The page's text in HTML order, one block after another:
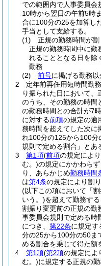
での範囲内で人事委員会
10時から翌日の午前5時
合に100分の25を加算し
手当として支給する。
(1)
正規の勤務時間が
正規の勤務時間中に勤
れることとなる日を除
勤務
(2)
前号に掲げる勤務
2
定年前再任用短時間勤
り振られた日において
のうち、その勤務の時間
の勤務時間との合計が7
に対する前項の規定の適
務時間を超えてした次に
れ100分の125から100
規則で定める割合」とあ
3
第1項(前項の規定によ
む。)の規定にかかわらず
り、あらかじめ勤務時間
は第4条の規定により割
(以下この項において「
いう。)を超えて勤務す
割振り変更前の正規の勤
事委員会規則で定める時
につき、 第22条に規定す
分の25から100分の50ま
める割合を乗じて得た額
4
第1項(第2項の規定によ
む。)に規定する正規の